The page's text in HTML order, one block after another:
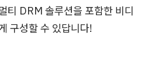
티 DRM 솔루션을 포함한 비디
구성할 수 있답니다!